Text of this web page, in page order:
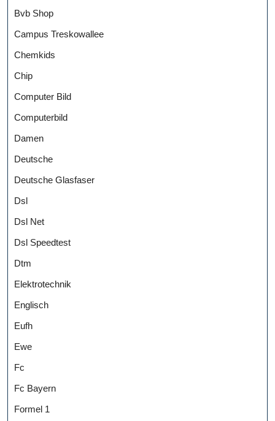
Bvb Shop
Campus Treskowallee
Chemkids
Chip
Computer Bild
Computerbild
Damen
Deutsche
Deutsche Glasfaser
Dsl
Dsl Net
Dsl Speedtest
Dtm
Elektrotechnik
Englisch
Eufh
Ewe
Fc
Fc Bayern
Formel 1